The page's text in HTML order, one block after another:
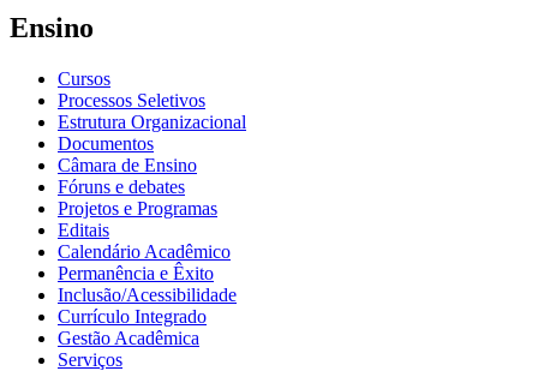
Ensino
Cursos
Processos Seletivos
Estrutura Organizacional
Documentos
Câmara de Ensino
Fóruns e debates
Projetos e Programas
Editais
Calendário Acadêmico
Permanência e Êxito
Inclusão/Acessibilidade
Currículo Integrado
Gestão Acadêmica
Serviços